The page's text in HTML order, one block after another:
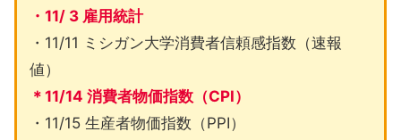
・11/ 3 雇用統計
・11/11 ミシガン大学消費者信頼感指数（速報
値）
＊11/14 消費者物価指数（CPI）
・11/15 生産者物価指数（PPI）